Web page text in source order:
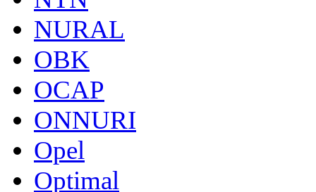
NURAL
OBK
OCAP
ONNURI
Opel
Optimal